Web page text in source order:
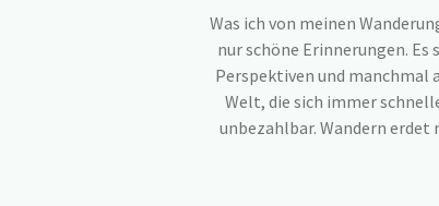
Was ich von meinen
nur schöne Erinnerungen.
Perspektiven und manchmal
Welt, die sich immer
unbezahlbar. Wandern